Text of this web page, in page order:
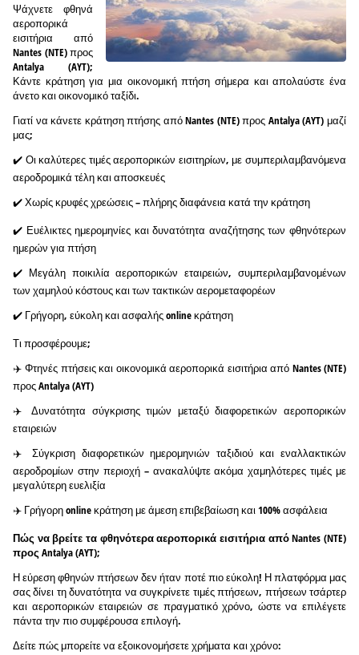
Ψάχνετε φθηνά
αεροπορικά
εισιτήρια από
Nantes (NTE) προς
Antalya (AYT);
Κάντε κράτηση για μια οικονομική πτήση σήμερα και απολαύστε ένα
άνετο και οικονομικό ταξίδι.
Γιατί να κάνετε κράτηση πτήσης από Nantes (NTE) προς Antalya (AYT) μαζί
μας;
✔️ Οι καλύτερες τιμές αεροπορικών εισιτηρίων, με συμπεριλαμβανόμενα
αεροδρομικά τέλη και αποσκευές
✔️ Χωρίς κρυφές χρεώσεις – πλήρης διαφάνεια κατά την κράτηση
✔️ Ευέλικτες ημερομηνίες και δυνατότητα αναζήτησης των φθηνότερων
ημερών για πτήση
✔️ Μεγάλη ποικιλία αεροπορικών εταιρειών, συμπεριλαμβανομένων
των χαμηλού κόστους και των τακτικών αερομεταφορέων
✔️ Γρήγορη, εύκολη και ασφαλής online κράτηση
Τι προσφέρουμε;
✈️ Φτηνές πτήσεις και οικονομικά αεροπορικά εισιτήρια από Nantes (NTE)
προς Antalya (AYT)
✈️ Δυνατότητα σύγκρισης τιμών μεταξύ διαφορετικών αεροπορικών
εταιρειών
✈️ Σύγκριση διαφορετικών ημερομηνιών ταξιδιού και εναλλακτικών
αεροδρομίων στην περιοχή – ανακαλύψτε ακόμα χαμηλότερες τιμές με
μεγαλύτερη ευελιξία
✈️ Γρήγορη online κράτηση με άμεση επιβεβαίωση και 100% ασφάλεια
Πώς να βρείτε τα φθηνότερα αεροπορικά εισιτήρια από Nantes (NTE)
προς Antalya (AYT);
Η εύρεση φθηνών πτήσεων δεν ήταν ποτέ πιο εύκολη! Η πλατφόρμα μας
σας δίνει τη δυνατότητα να συγκρίνετε τιμές πτήσεων, πτήσεων τσάρτερ
και αεροπορικών εταιρειών σε πραγματικό χρόνο, ώστε να επιλέγετε
πάντα την πιο συμφέρουσα επιλογή.
Δείτε πώς μπορείτε να εξοικονομήσετε χρήματα και χρόνο: